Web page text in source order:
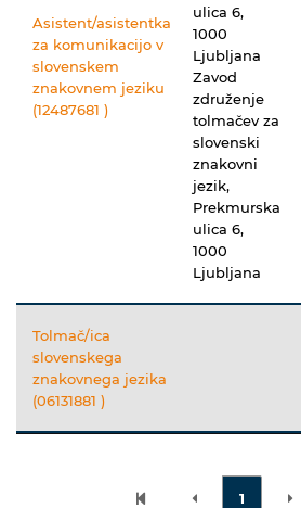
Asistent/asistentka
za komunikacijo v
slovenskem
znakovnem jeziku
(12487681 )
ulica 6,
1000
Ljubljana
Zavod
združenje
tolmačev za
slovenski
znakovni
jezik,
Prekmurska
ulica 6,
1000
Ljubljana
Tolmač/ica
slovenskega
znakovnega jezika
(06131881 )
1